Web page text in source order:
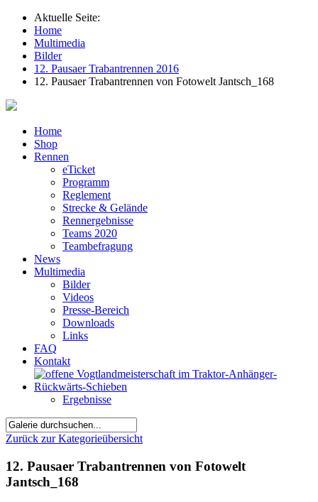
Aktuelle Seite:
Home
Multimedia
Bilder
12. Pausaer Trabantrennen 2016
12. Pausaer Trabantrennen von Fotowelt Jantsch_168
Home
Shop
Rennen
eTicket
Programm
Reglement
Strecke & Gelände
Rennergebnisse
Teams 2020
Teambefragung
News
Multimedia
Bilder
Videos
Presse-Bereich
Downloads
Links
FAQ
Kontakt
Ergebnisse
Zurück zur Kategorieübersicht
12. Pausaer Trabantrennen von Fotowelt
Jantsch_168